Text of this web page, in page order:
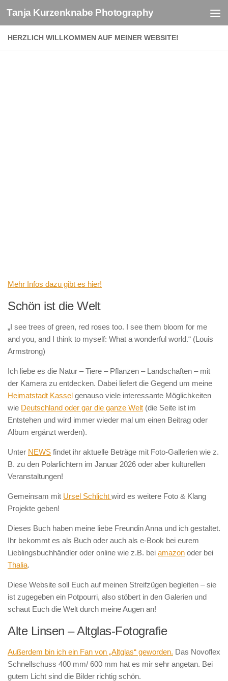
Zum Inhalt springen
Tanja Kurzenknabe Photography
HERZLICH WILLKOMMEN AUF MEINER WEBSITE!
Mehr Infos dazu gibt es hier!
Schön ist die Welt
„I see trees of green, red roses too. I see them bloom for me
and you, and I think to myself: What a wonderful world.“ (Louis
Armstrong)
Ich liebe es die Natur – Tiere – Pflanzen – Landschaften – mit
der Kamera zu entdecken. Dabei liefert die Gegend um meine
Heimatstadt Kassel genauso viele interessante Möglichkeiten
wie Deutschland oder gar die ganze Welt (die Seite ist im
Entstehen und wird immer wieder mal um einen Beitrag oder
Album ergänzt werden).
Unter NEWS findet ihr aktuelle Beträge mit Foto-Gallerien wie z.
B. zu den Polarlichtern im Januar 2026 oder aber kulturellen
Veranstaltungen!
Gemeinsam mit Ursel Schlicht wird es weitere Foto & Klang
Projekte geben!
Dieses Buch haben meine liebe Freundin Anna und ich gestaltet.
Ihr bekommt es als Buch oder auch als e-Book bei eurem
Lieblingsbuchhändler oder online wie z.B. bei amazon oder bei
Thalia.
Diese Website soll Euch auf meinen Streifzügen begleiten – sie
ist zugegeben ein Potpourri, also stöbert in den Galerien und
schaut Euch die Welt durch meine Augen an!
Alte Linsen – Altglas-Fotografie
Außerdem bin ich ein Fan von „Altglas“ geworden. Das Novoflex
Schnellschuss 400 mm/ 600 mm hat es mir sehr angetan. Bei
gutem Licht sind die Bilder richtig schön.